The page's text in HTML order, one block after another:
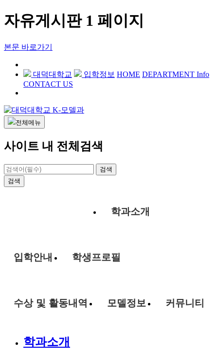
자유게시판 1 페이지
본문 바로가기
대덕대학교 입학정보 HOME DEPARTMENT Info
CONTACT US
전체메뉴
사이트 내 전체검색
검색
검색
학과소개
입학안내 학생프로필
수상 및 활동내역 모델정보 커뮤니티
학과소개